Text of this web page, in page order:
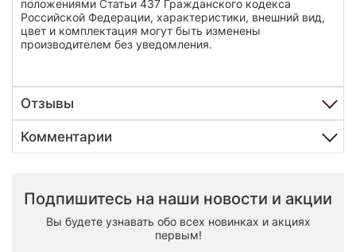
положениями Статьи 437 Гражданского кодекса
Российской Федерации, характеристики, внешний вид,
цвет и комплектация могут быть изменены
производителем без уведомления.
Отзывы
Комментарии
Подпишитесь на наши новости и акции
Вы будете узнавать обо всех новинках и акциях
первым!